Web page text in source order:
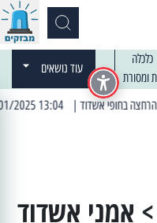
כלכלה
ומסורת
עוד נושאים
| 13:04 14/01/2025 עובדים בלילות: עבודות קרצוף וריבוד אספלט
אמני אשדוד